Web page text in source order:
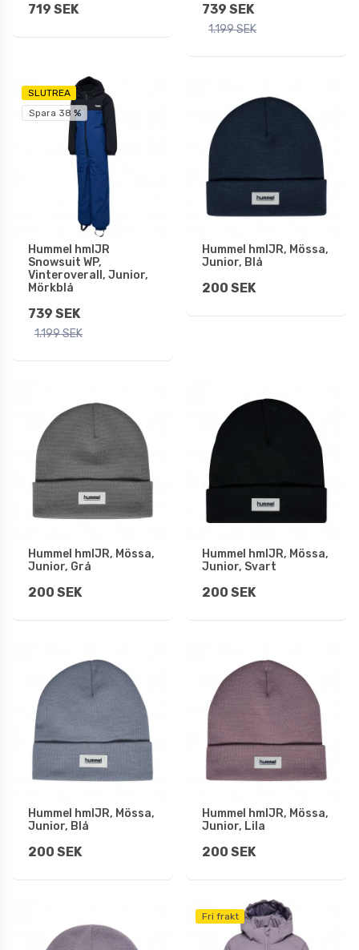
719 SEK 739 SEK
1.199 SEK
SLUTREA
Spara 38 %
Hummel hmlJR
Snowsuit WP,
Vinteroverall, Junior,
Mörkblå
739 SEK
1.199 SEK
Hummel hmlJR, Mössa,
Junior, Blå
200 SEK
Hummel hmlJR, Mössa,
Junior, Grå
200 SEK
Hummel hmlJR, Mössa,
Junior, Svart
200 SEK
Hummel hmlJR, Mössa,
Junior, Blå
200 SEK
Hummel hmlJR, Mössa,
Junior, Lila
200 SEK
Fri frakt